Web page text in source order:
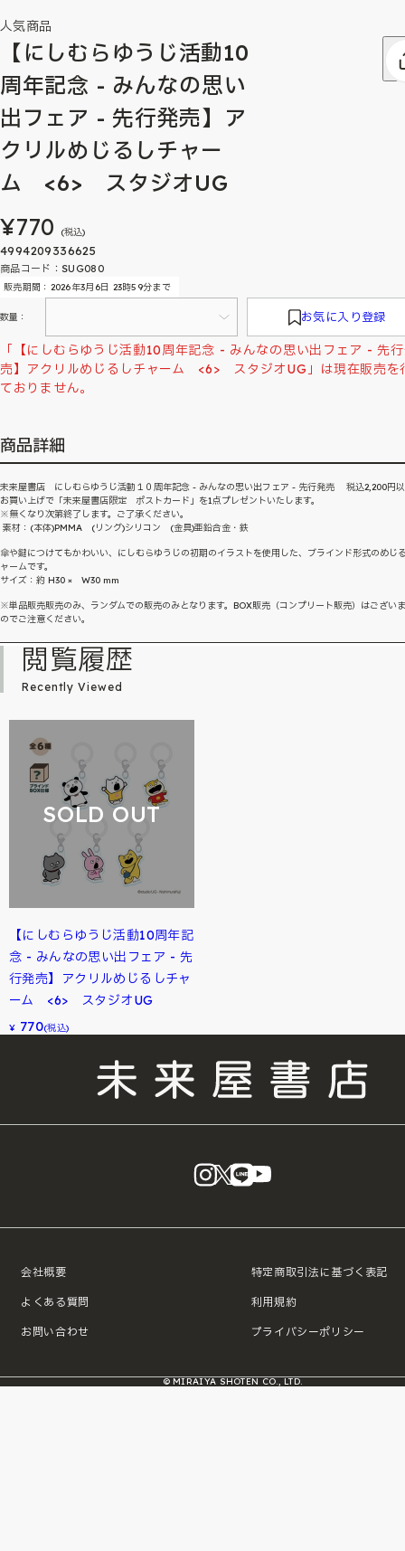
人気商品
【にしむらゆうじ活動10
周年記念 - みんなの思い
出フェア - 先行発売】ア
クリルめじるしチャー
ム <6> スタジオUG
¥770 (税込)
4994209336625
商品コード：SUG080
販売期間：2026年3月6日 23時59分まで
数量： お気に入り登録
「【にしむらゆうじ活動10周年記念 - みんなの思い出フェア - 先
売】アクリルめじるしチャーム <6> スタジオUG」は現在販売を
ておりません。
商品詳細
未来屋書店 にしむらゆうじ活動１０周年記念 - みんなの思い出フェア - 先行発売 税込2,200円
お買い上げで「未来屋書店限定 ポストカード」を1点プレゼントいたします。
※無くなり次第終了します。ご了承ください。
素材：(本体)PMMA (リング)シリコン (金具)亜鉛合金・鉄
傘や鍵につけてもかわいい、にしむらゆうじの初期のイラストを使用した、ブラインド形式のめじ
ャームです。
サイズ：約 H30 × W30 mm
※単品販売販売のみ、ランダムでの販売のみとなります。BOX販売（コンプリート販売）はござい
のでご注意ください。
閲覧履歴
Recently Viewed
SOLD OUT
【にしむらゆうじ活動10周年記
念 - みんなの思い出フェア - 先
行発売】アクリルめじるしチャ
ーム <6> スタジオUG
¥ 770(税込)
instagram
X LINE
会社概要
よくある質問
お問い合わせ
特定商取引法に基づく表記
利用規約
プライバシーポリシー
© MIRAIYA SHOTEN CO., LTD.